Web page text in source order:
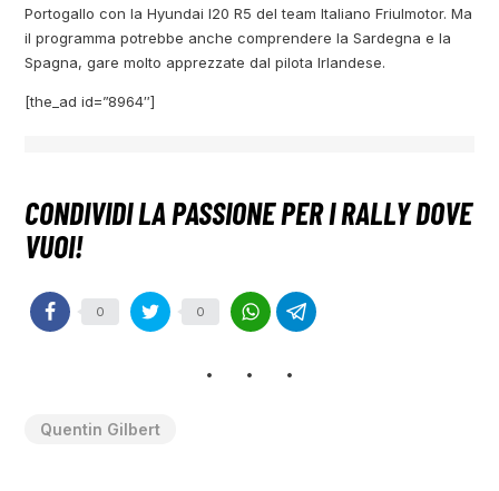
Portogallo con la Hyundai I20 R5 del team Italiano Friulmotor. Ma
il programma potrebbe anche comprendere la Sardegna e la
Spagna, gare molto apprezzate dal pilota Irlandese.
[the_ad id=”8964″]
0 0
Quentin Gilbert